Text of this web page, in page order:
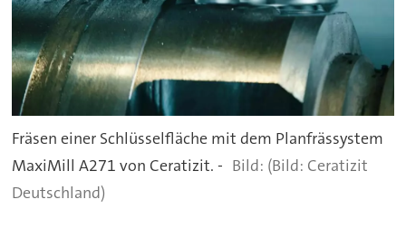
Fräsen einer Schlüsselfläche mit dem Planfrässystem
MaxiMill A271 von Ceratizit. -
(Bild: Ceratizit
Deutschland)